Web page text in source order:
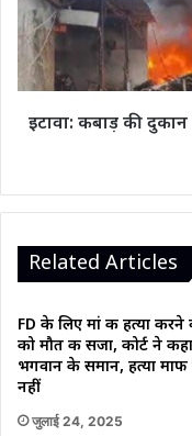
भीषण
आग,
लाखों
का
जलकर
इटावा: कबाड़ की
Related Articles
FD के लिए मां की हत्या करने
को मौत की सजा, कोर्ट ने
भगवान के समान, हत्या माफी
नहीं
जुलाई 24, 2025